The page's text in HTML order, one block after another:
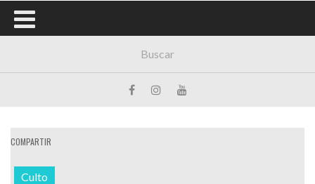
COMPARTIR
Culto